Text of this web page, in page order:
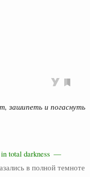
зашипеть и погаснуть
in total darkness —
в полной темноте